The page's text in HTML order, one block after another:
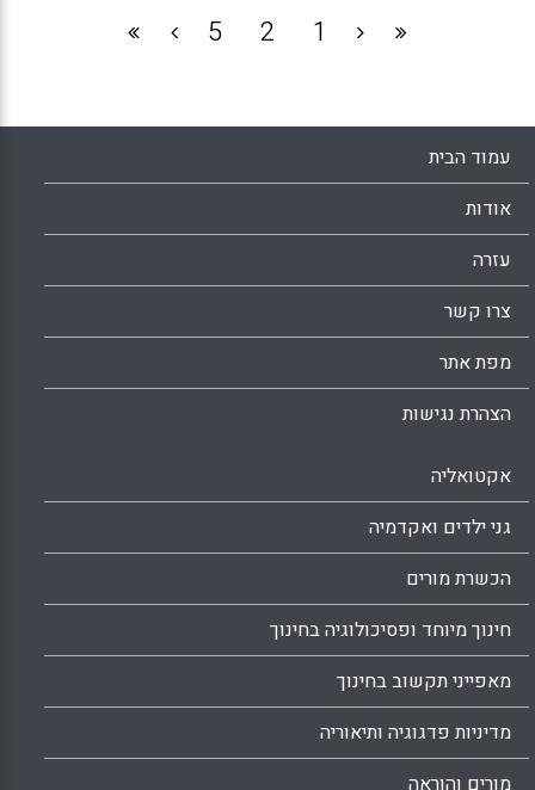
בעמדות היחיד כלפי יחידים מקבוצה אתנית
אודרי אדי-רקח).
WhatsApp
Facebook
Email
X
1
2
5
עמוד הבית
אודות
עזרה
צרו קשר
מפת אתר
הצהרת נגישות
אקטואליה
גני ילדים ואקדמיה
הכשרת מורים
חינוך מיוחד ופסיכולוגיה בחינוך
מאפייני תקשוב בחינוך
מדיניות פדגוגיה ותיאוריה
מורים והוראה